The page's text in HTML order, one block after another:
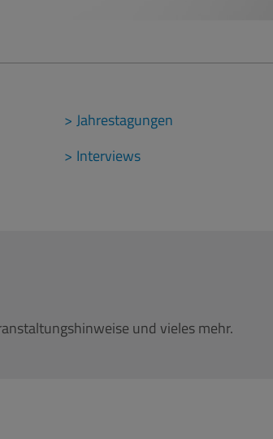
Jahrestagungen
Interviews
und vieles mehr.